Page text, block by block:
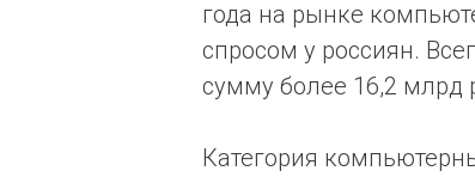
года на рынке
спросом у россиян.
сумму более 16,2 млрд
Категория